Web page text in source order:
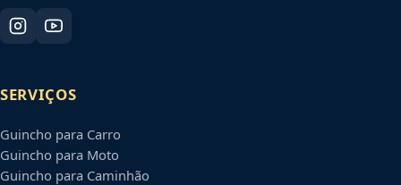
SERVIÇOS
Guincho para Carro
Guincho para Moto
Guincho para Caminhão